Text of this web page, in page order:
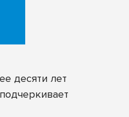
десяти лет